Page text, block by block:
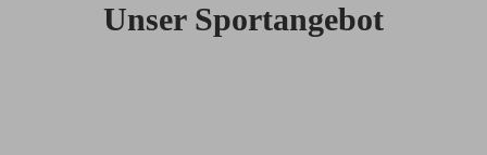
Unser Sportangebot